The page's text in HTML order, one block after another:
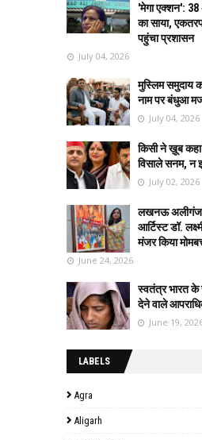
'मेगा एक्शन': 38
का साया,
पहुंचा प्रशासन
July 04, 2026
मुस्लिम समुदाय
नाम पर बंधुआ
July 04, 2026
किसी ने ख़ूब कहा
विसाले सनम, न
July 02, 2026
लखनऊ अलीगंज
आर्टिस्ट डॉ.
मंजर किया
June 24, 2026
स्वतंत्र भारत
देने वाले
June 19,
LABELS
Agra
Aligarh